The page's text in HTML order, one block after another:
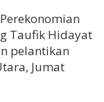
Taufik Hidayat
pelantikan
Jumat